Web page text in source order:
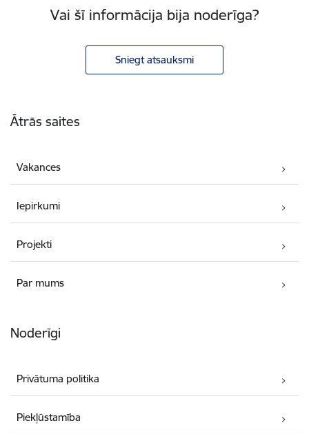
Vai šī informācija bija noderīga?
Sniegt atsauksmi
Ātrās saites
Vakances
Iepirkumi
Projekti
Par mums
Noderīgi
Privātuma politika
Piekļūstamība